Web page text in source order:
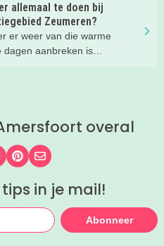
allemaal te doen bij
Zeumeren?
er weer van die warme
dagen aanbreken is
is in dit groenrijke gebied van
overal
op Facebook
ons op Instagram
Volg ons op Pinterest
Mail ons
in je mail!
Abonneer